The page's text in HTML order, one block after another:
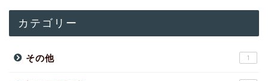
カテゴリー
その他 1